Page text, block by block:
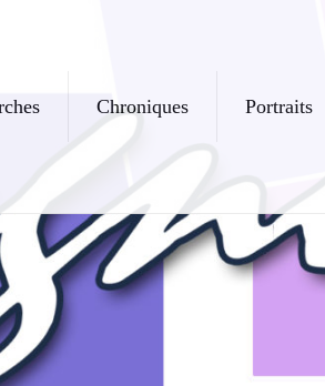
Chroniques Portraits